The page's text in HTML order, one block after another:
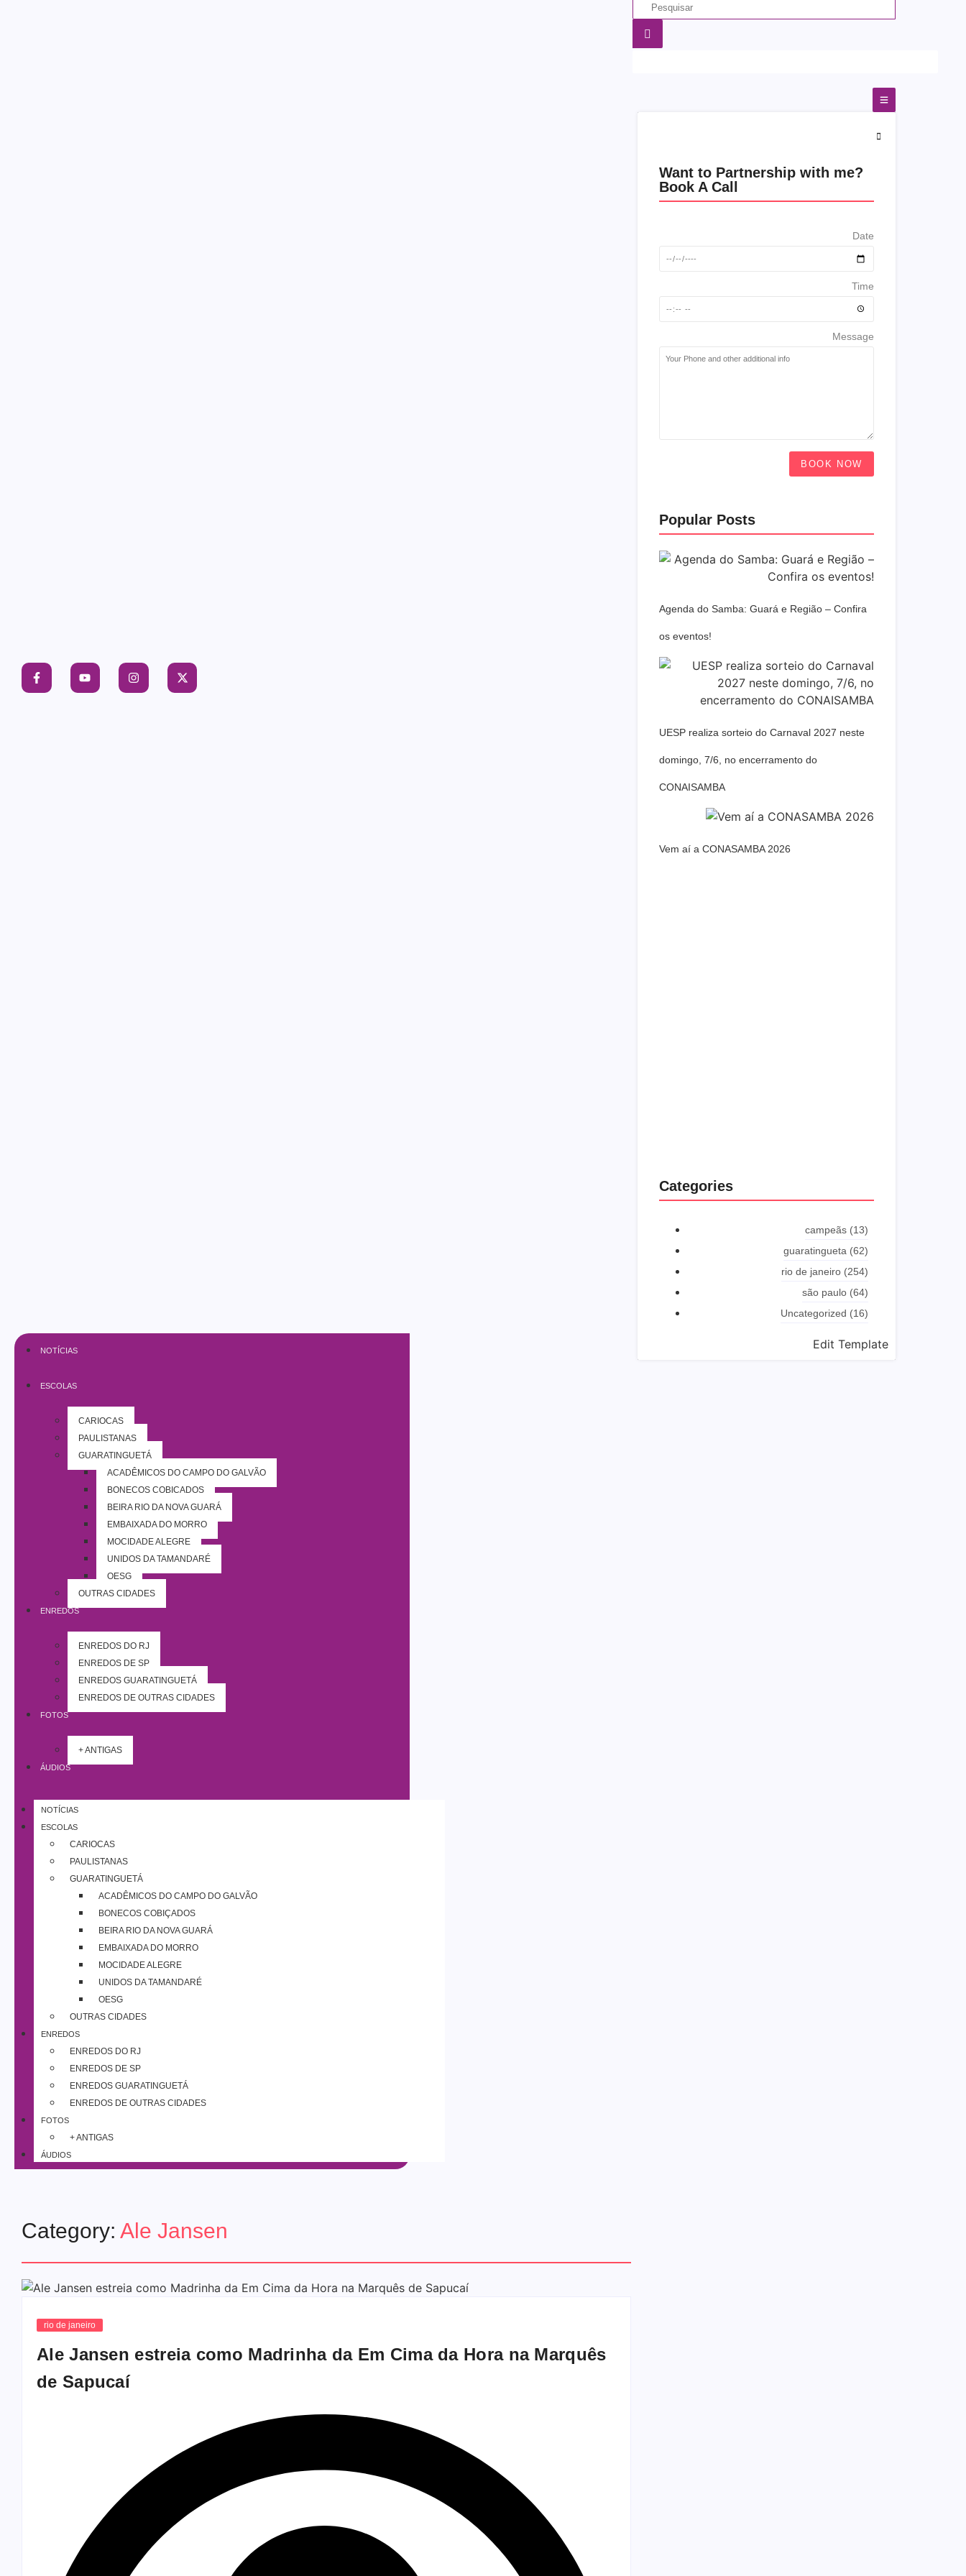
Want to Partnership with me?
Book A Call
Date
Time
Message
BOOK NOW
Popular Posts
Agenda do Samba: Guará e Região – Confira
os eventos!
UESP realiza sorteio do Carnaval 2027 neste
domingo, 7/6, no encerramento do
CONAISAMBA
Vem aí a CONASAMBA 2026
Categories
campeãs(13)
guaratingueta(62)
rio de janeiro(254)
são paulo(64)
Uncategorized (16)
Edit Template
NOTÍCIAS
ESCOLAS
CARIOCAS
PAULISTANAS
GUARATINGUETÁ
ACADÊMICOS DO CAMPO DO GALVÃO
BONECOS COBIÇADOS
BEIRA RIO DA NOVA GUARÁ
EMBAIXADA DO MORRO
MOCIDADE ALEGRE
UNIDOS DA TAMANDARÉ
OESG
OUTRAS CIDADES
ENREDOS
ENREDOS DO RJ
ENREDOS DE SP
ENREDOS GUARATINGUETÁ
ENREDOS DE OUTRAS CIDADES
FOTOS
+ ANTIGAS
ÁUDIOS
NOTÍCIAS
ESCOLAS
CARIOCAS
PAULISTANAS
GUARATINGUETÁ
ACADÊMICOS DO CAMPO DO GALVÃO
BONECOS COBIÇADOS
BEIRA RIO DA NOVA GUARÁ
EMBAIXADA DO MORRO
MOCIDADE ALEGRE
UNIDOS DA TAMANDARÉ
OESG
OUTRAS CIDADES
ENREDOS
ENREDOS DO RJ
ENREDOS DE SP
ENREDOS GUARATINGUETÁ
ENREDOS DE OUTRAS CIDADES
FOTOS
+ ANTIGAS
ÁUDIOS
Category: Ale Jansen
rio de janeiro
Ale Jansen estreia como Madrinha da Em Cima da Hora na Marquês
de Sapucaí